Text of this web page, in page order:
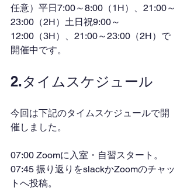
任意）平日7:00～8:00（1H）、21:00～
23:00（2H）土日祝9:00～
12:00（3H）、21:00～23:00（2H）で
開催中です。
2.タイムスケジュール
今回は下記のタイムスケジュールで開
催しました。
07:00 Zoomに入室・自習スタート。
07:45 振り返りをslackかZoomのチャッ
トへ投稿。